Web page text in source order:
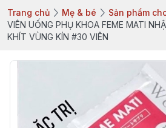
Trang chủ Mẹ & bé
Sản phẩm
VIÊN UỐNG PHỤ KHOA FEME MATI
KHÍT VÙNG KÍN #30 VIÊN